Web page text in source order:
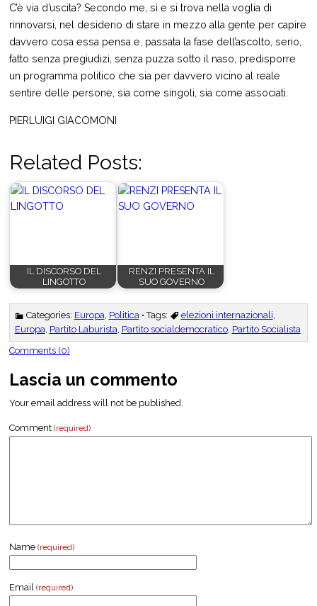
C’è via d’uscita? Secondo me, sì e si trova nella voglia di
rinnovarsi, nel desiderio di stare in mezzo alla gente per capire
davvero cosa essa pensa e, passata la fase dell’ascolto, serio,
fatto senza pregiudizi, senza puzza sotto il naso, predisporre
un programma politico che sia per davvero vicino al reale
sentire delle persone, sia come singoli, sia come associati.
PIERLUIGI GIACOMONI
Related Posts:
IL DISCORSO DEL
LINGOTTO
RENZI PRESENTA IL
SUO GOVERNO
Categories: Europa, Politica• Tags: elezioni internazionali,
Europa, Partito Laburista, Partito socialdemocratico, Partito Socialista
Comments (0)
Lascia un commento
Your email address will not be published.
Comment (required)
Name (required)
Email (required)